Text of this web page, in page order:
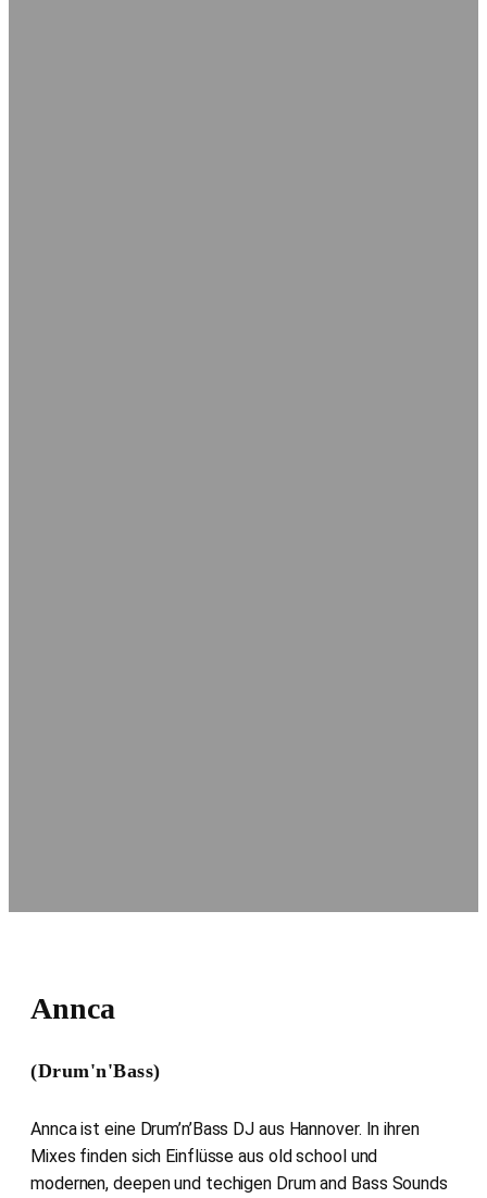
Annca
(Drum'n'Bass)
Annca ist eine Drum’n’Bass DJ aus Hannover. In ihren
Mixes finden sich Einflüsse aus old school und
modernen, deepen und techigen Drum and Bass Sounds